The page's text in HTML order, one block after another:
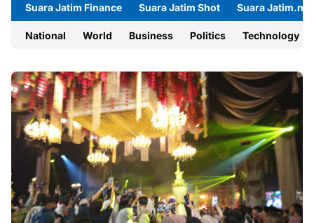
Suara Jatim Finance Suara Jatim Shot Suara Jatim.net
National World Business Politics Technology